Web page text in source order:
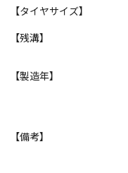
【タイヤサイズ】
【残溝】
【製造年】
【備考】